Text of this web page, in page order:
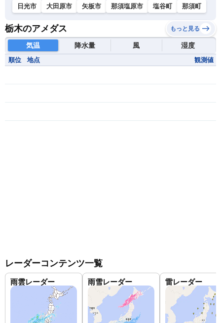
日光市 大田原市 矢板市 那須塩原市 塩谷町 那須町
栃木のアメダス もっと見る
気温 降水量 風 湿度
順位 地点 観測値
レーダーコンテンツ一覧
雨雲レーダー 雨雪レーダー 雷レーダー